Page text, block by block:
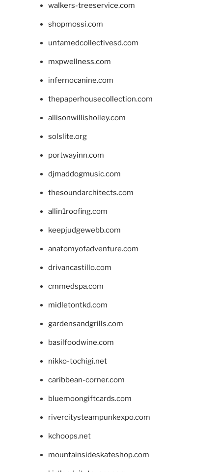
walkers-treeservice.com
shopmossi.com
untamedcollectivesd.com
mxpwellness.com
infernocanine.com
thepaperhousecollection.com
allisonwillisholley.com
solslite.org
portwayinn.com
djmaddogmusic.com
thesoundarchitects.com
allin1roofing.com
keepjudgewebb.com
anatomyofadventure.com
drivancastillo.com
cmmedspa.com
midletontkd.com
gardensandgrills.com
basilfoodwine.com
nikko-tochigi.net
caribbean-corner.com
bluemoongiftcards.com
rivercitysteampunkexpo.com
kchoops.net
mountainsideskateshop.com